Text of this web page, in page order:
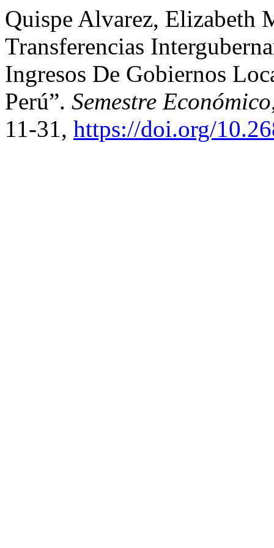
Quispe Alvarez, Elizabeth
Transferencias
Ingresos De Gobiernos
Perú”. Semestre Económico
11-31, https://doi.org/